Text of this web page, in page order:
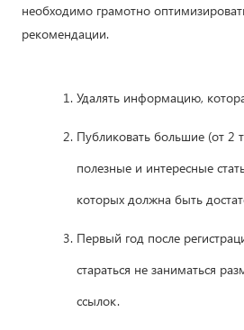
необходимо грамотно
рекомендации.
Удалять информацию,
Публиковать большие (от 2
полезные и интересные
которых должна быть
Первый год после
стараться не заниматься
ссылок.